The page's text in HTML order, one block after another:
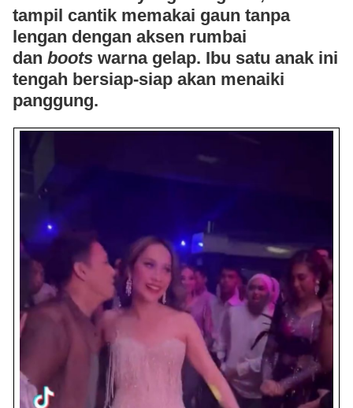
tampil cantik memakai gaun tanpa
lengan dengan aksen rumbai
dan boots warna gelap. Ibu satu anak ini
tengah bersiap-siap akan menaiki
panggung.